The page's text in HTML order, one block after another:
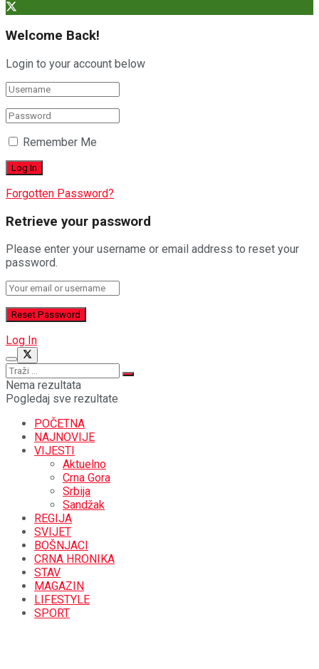
Welcome Back!
Login to your account below
Remember Me
Forgotten Password?
Retrieve your password
Please enter your username or email address to reset your
password.
Log In
Nema rezultata
Pogledaj sve rezultate
POČETNA
NAJNOVIJE
VIJESTI
Aktuelno
Crna Gora
Srbija
Sandžak
REGIJA
SVIJET
BOŠNJACI
CRNA HRONIKA
STAV
MAGAZIN
LIFESTYLE
SPORT